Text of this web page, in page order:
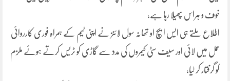
خوف و ہراس پھیلا رہا ہے،
اطلاع ملتے ہی ایس ایچ او تھانہ سول لائنز نے اپنی ٹیم کے ہمراہ فوری کارروائی
عمل میں لائی اور سیف سٹی کیمروں کی مدد سے گاڑی کو ٹریس کرتے ہوئے ملزم
کو گرفتار کر لیا،